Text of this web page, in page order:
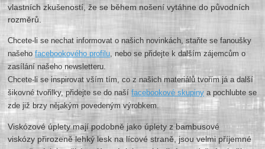
vlastních zkušeností, že se během nošení vytáhne do původních
rozměrů.
Chcete-li se nechat informovat o našich novinkách, staňte se fanoušky
našehofacebookového profilu , nebo se přidejte k dalším zájemcům o
zasílání našeho newsletteru.
Chcete-li se inspirovat vším tím, co z našich materiálů tvořím já a další
šikovné tvořilky, přidejte se do našífacebookové skupiny a pochlubte se
zde již brzy nějakým povedeným výrobkem.
Viskózové úplety mají podobně jako úplety z bambusové
viskózy přirozeně lehký lesk na lícové straně, jsou velmi příjemné